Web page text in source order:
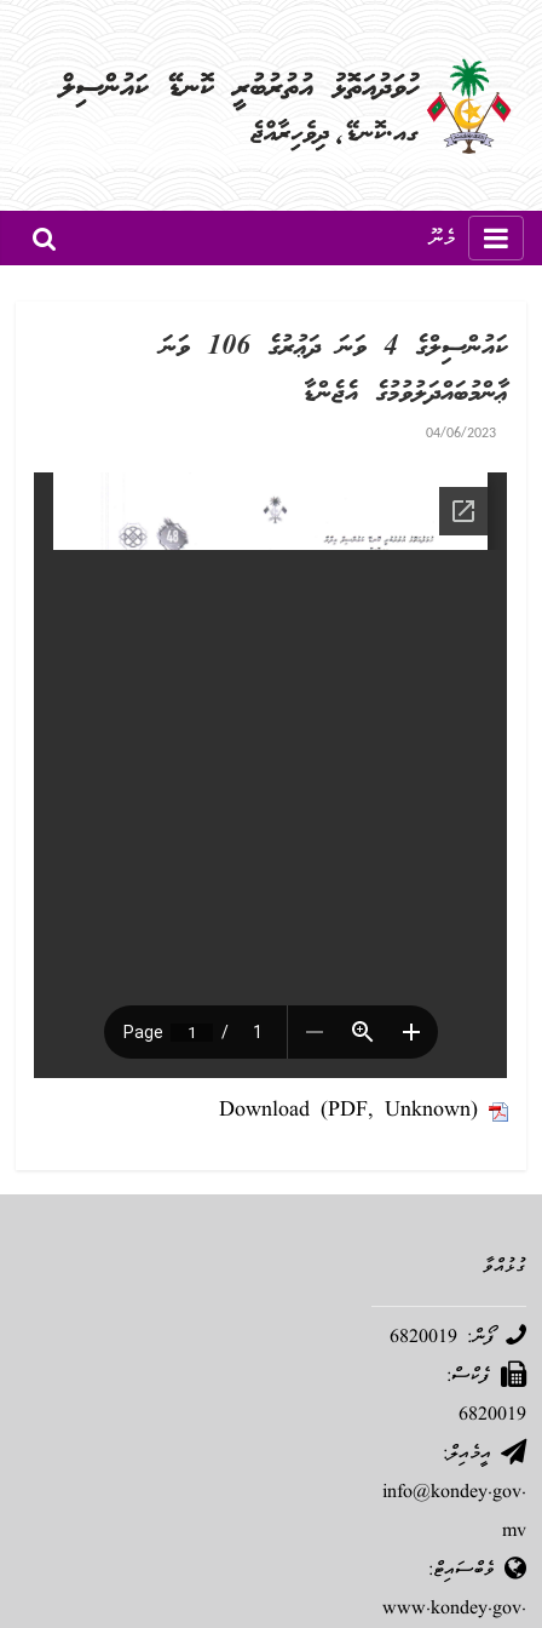
މެނޫ
ކައުންސިލްގެ 4 ވަނަ ދަޢުރުގެ 106 ވަނަ
ޢާންމުބައްދަލުވުމުގެ އެޖެންޑާ
04/06/2023
Download (PDF, Unknown)
ގުޅުއްވާ
ފޯން: 6820019
ފެކްސް:
6820019
އީމެއިލް:
info@kondey.gov.
mv
ވެބްސައިޓް:
www.kondey.gov.